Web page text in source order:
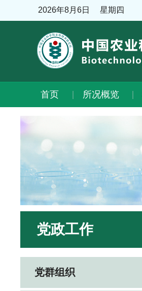
2026年8月6日 星期四
首页 所况概览
党政工作
党群组织